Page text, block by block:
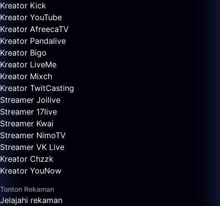
Kreator Kick
Kreator YouTube
Kreator AfreecaTV
Kreator Pandalive
Kreator Bigo
Kreator LiveMe
Kreator Mixch
Kreator TwitCasting
Streamer Joilive
Streamer 17live
Streamer Kwai
Streamer NimoTV
Streamer VK Live
Kreator Chzzk
Kreator YouNow
Tonton Rekaman
Jelajahi rekaman